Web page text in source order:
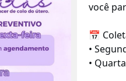
você
📅
•
•